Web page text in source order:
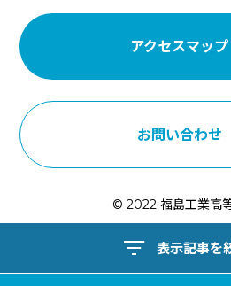
表示記事を
アクセスマップ
お問い合わせ
© 2022 福島工業高